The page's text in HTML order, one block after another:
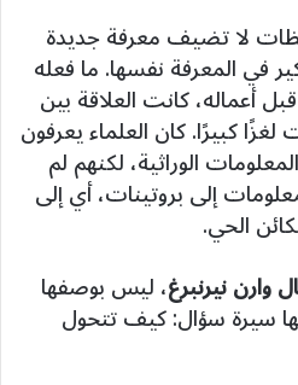
لا تضيف معرفة جديدة
في المعرفة نفسها. ما فعله
أعماله، كانت العلاقة بين
كبيرًا. كان العلماء يعرفون
الوراثية، لكنهم لم
إلى بروتينات، أي إلى
الحي.
وارن نيرنبرغ، ليس بوصفها
سيرة سؤال: كيف تتحول